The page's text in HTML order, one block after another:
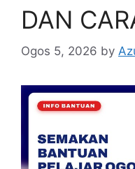
DAN
Ogos 5, 2026 by